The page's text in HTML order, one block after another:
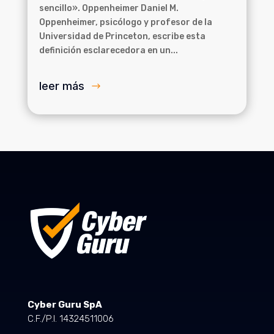
sencillo». Oppenheimer Daniel M.
Oppenheimer, psicólogo y profesor de la
Universidad de Princeton, escribe esta
definición esclarecedora en un...
leer más
Cyber Guru SpA
C.F./P.I. 14324511006